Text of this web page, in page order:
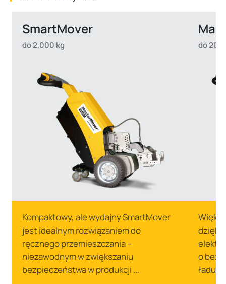
SmartMover
do 2,000 kg
Kompaktowy, ale wydajny SmartMover
jest idealnym rozwiązaniem do
ręcznego przemieszczania –
niezawodnym w zwiększaniu
bezpieczeństwa w produkcji ...
do
dzięki
o